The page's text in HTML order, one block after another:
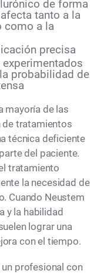
de forma
tanto a la
como a la
precisa
probabilidad de
mayoría de las
de tratamientos
técnica deficiente
del paciente.
tratamiento
la necesidad de
Cuando Neustem
y la habilidad
lograr una
con el tiempo.
profesional con